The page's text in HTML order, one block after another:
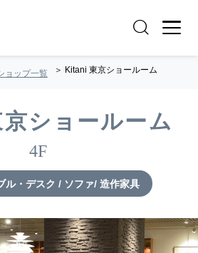
ョップ一覧 Kitani 東京ショールーム
ショールーム
4F
ル・デスク / ソファ/ 造作家具